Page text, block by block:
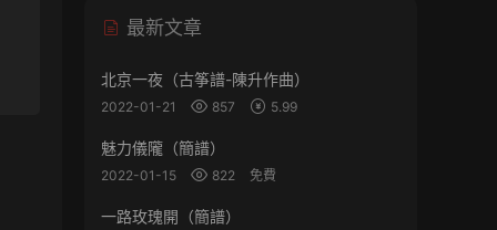
最新文章
北京一夜（古筝譜-陳升作曲）
2022-01-21 857 5.99
魅力儀隴（簡譜）
2022-01-15 822 免費
一路玫瑰開（簡譜）